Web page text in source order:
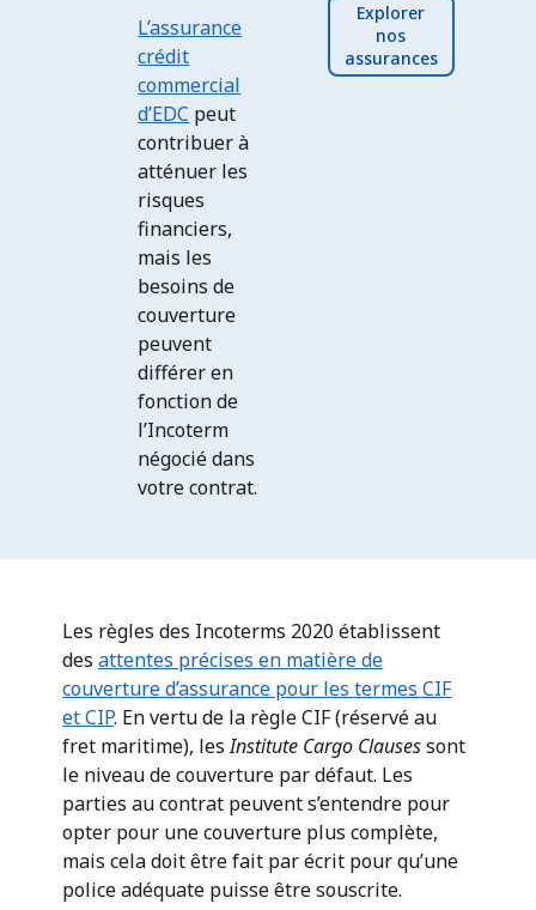
L’assurance
crédit
commercial
d’EDC peut
contribuer à
atténuer les
risques
financiers,
mais les
besoins de
couverture
peuvent
différer en
fonction de
l’Incoterm
négocié dans
votre contrat.
Explorer
nos
assurances
Les règles des Incoterms 2020 établissent
desattentes précises en matière de
couverture d’assurance pour les termes CIF
et CIP. En vertu de la règle CIF (réservé au
fret maritime), lesInstitute Cargo Clausessont
le niveau de couverture par défaut. Les
parties au contrat peuvent s’entendre pour
opter pour une couverture plus complète,
mais cela doit être fait par écrit pour qu’une
police adéquate puisse être souscrite.